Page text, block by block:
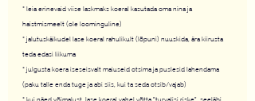
* leia erinevaid viise laskmaks koeral kasutada oma nina ja
haistmismeelt (ole loominguline)
* jalutuskäikudel lase koeral rahulikult (lõpuni) nuuskida, ära kiirusta
teda edasi liikuma
* julgusta koera iseseisvalt maiuseid otsima ja puslesid lahendama
(paku talle enda tuge ja abi siis, kui ta seda otsib/vajab)